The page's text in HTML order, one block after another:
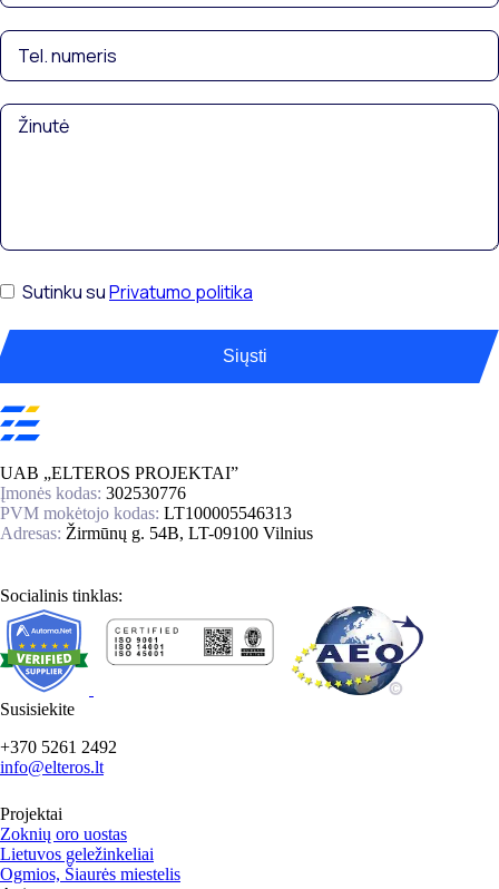
Sutinku suPrivatumo politika
Siųsti
UAB „ELTEROS PROJEKTAI”
Įmonės kodas: 302530776
PVM mokėtojo kodas: LT100005546313
Adresas: Žirmūnų g. 54B, LT-09100 Vilnius
Socialinis tinklas:
Susisiekite
+370 5261 2492
info@elteros.lt
Projektai
Zoknių oro uostas
Lietuvos geležinkeliai
Ogmios, Šiaurės miestelis